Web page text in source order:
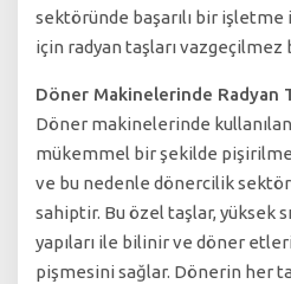
sektöründe başarılı bir
için radyan taşları vazgeçilmez
Döner Makinelerinde Radyan
Döner makinelerinde
mükemmel bir şekilde
ve bu nedenle dönercilik
sahiptir. Bu özel taşlar, yüksek
yapıları ile bilinir ve döner
pişmesini sağlar. Dönerin her